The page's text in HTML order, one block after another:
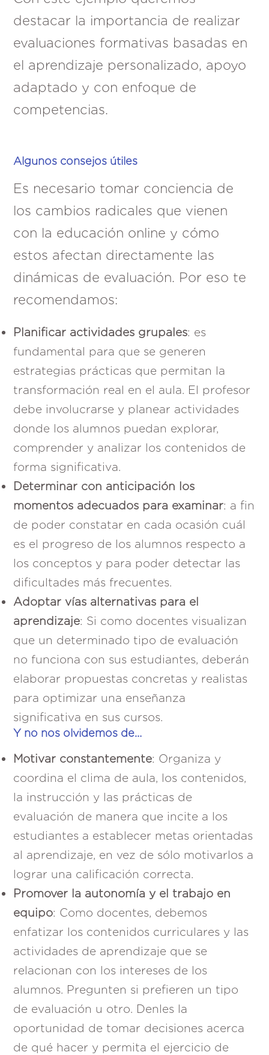
destacar la importancia de realizar
evaluaciones formativas basadas en
el aprendizaje personalizado, apoyo
adaptado y con enfoque de
competencias.
Algunos consejos útiles
Es necesario tomar conciencia de
los cambios radicales que vienen
con la educación online y cómo
estos afectan directamente las
dinámicas de evaluación. Por eso te
recomendamos:
Planificar actividades grupales: es
fundamental para que se generen
estrategias prácticas que permitan la
transformación real en el aula. El profesor
debe involucrarse y planear actividades
donde los alumnos puedan explorar,
comprender y analizar los contenidos de
forma significativa.
Determinar con anticipación los
momentos adecuados para examinar: a fin
de poder constatar en cada ocasión cuál
es el progreso de los alumnos respecto a
los conceptos y para poder detectar las
dificultades más frecuentes.
Adoptar vías alternativas para el
aprendizaje: Si como docentes visualizan
que un determinado tipo de evaluación
no funciona con sus estudiantes, deberán
elaborar propuestas concretas y realistas
para optimizar una enseñanza
significativa en sus cursos.
Y no nos olvidemos de…
Motivar constantemente: Organiza y
coordina el clima de aula, los contenidos,
la instrucción y las prácticas de
evaluación de manera que incite a los
estudiantes a establecer metas orientadas
al aprendizaje, en vez de sólo motivarlos a
lograr una calificación correcta.
Promover la autonomía y el trabajo en
equipo: Como docentes, debemos
enfatizar los contenidos curriculares y las
actividades de aprendizaje que se
relacionan con los intereses de los
alumnos. Pregunten si prefieren un tipo
de evaluación u otro. Denles la
oportunidad de tomar decisiones acerca
de qué hacer y permita el ejercicio de